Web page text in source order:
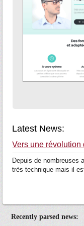
Latest News:
Vers une révolution
Depuis de nombreuses
très technique mais il
Recently parsed news: